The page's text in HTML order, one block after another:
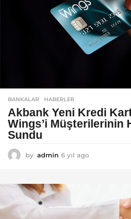
BANKALAR ,HABERLER
Akbank Yeni Kredi
Wings’i Müşterilerinin
Sundu
by admin 6 yıl ago